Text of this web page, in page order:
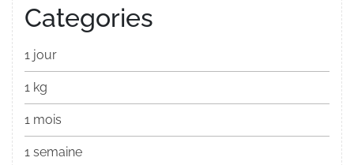
Categories
1 jour
1 kg
1 mois
1 semaine